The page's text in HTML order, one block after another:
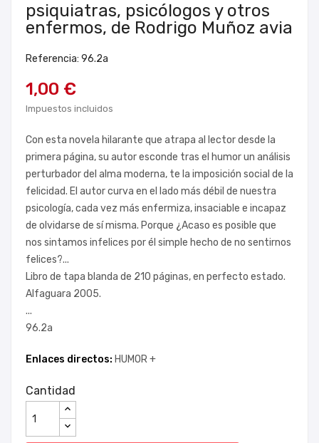
psiquiatras, psicólogos y otros
enfermos, de Rodrigo Muñoz avia
Referencia: 96.2a
1,00 €
Impuestos incluidos
Con esta novela hilarante que atrapa al lector desde la
primera página, su autor esconde tras el humor un análisis
perturbador del alma moderna, te la imposición social de la
felicidad. El autor curva en el lado más débil de nuestra
psicología, cada vez más enfermiza, insaciable e incapaz
de olvidarse de sí misma. Porque ¿Acaso es posible que
nos sintamos infelices por él simple hecho de no sentirnos
felices?...
Libro de tapa blanda de 210 páginas, en perfecto estado.
Alfaguara 2005.
...
96.2a
Enlaces directos: HUMOR +
Cantidad